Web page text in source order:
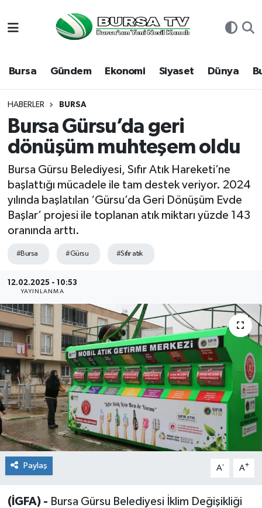
Bursa Gündem Ekonomi Siyaset Dünya
HABERLER BURSA
Bursa Gürsu’da geri
dönüşüm muhteşem oldu
Bursa Gürsu Belediyesi, Sıfır Atık Hareketi’ne
başlattığı mücadele ile tam destek veriyor. 2024
yılında başlatılan ‘Gürsu’da Geri Dönüşüm Evde
Başlar’ projesi ile toplanan atık miktarı yüzde 143
oranında arttı.
#Bursa #Gürsu #Sıfır atık
12.02.2025 - 10:53
YAYINLANMA
Paylaş A- A+
(İGFA) - Bursa Gürsu Belediyesi İklim Değişikliği
Bursa
Dünya
Eğitim
Ekonomi
Genel
Gündem
Magazin
Sağlık
Siyaset
Spor
Teknoloji
Türkiye
Hava Durumu
Namaz Vakitleri
Trafik Durumu
Süper Lig Puan Durumu ve Fikstür
Tüm Manşetler
Son Dakika Haberleri
Haber Arşivi